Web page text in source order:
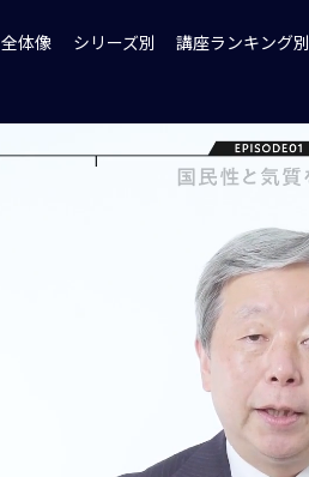
全体像 シリーズ別 講座ランキング別